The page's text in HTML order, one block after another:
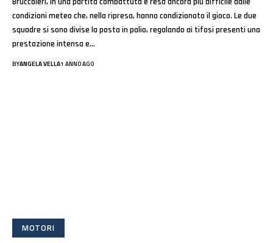
condizioni meteo che, nella ripresa, hanno condizionato il gioco. Le due
squadre si sono divise la posta in palio, regalando ai tifosi presenti una
prestazione intensa e…
BYANGELA VELLA1 ANNO AGO
MOTORI